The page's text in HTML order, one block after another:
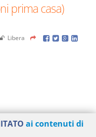
prima casa)
Libera
ai contenuti di